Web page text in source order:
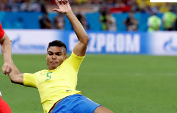
Çerezlere ilişkin detaylı bilgi
tıklayabilir,Çerez Bilgilendirme
Verilerin Korunması Kanunu uyarınca
Metnimizi okumak ve sitemizde
olarak kullanılan çerezlerle ilgili bilgi